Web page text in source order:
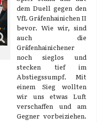
dem Duell gegen den
VfL Gräfenhainichen II
bevor. Wie wir, sind
auch die
Gräfenhainichener
noch sieglos und
stecken tief im
Abstiegssumpf. Mit
einem Sieg wollten
wir uns etwas Luft
verschaffen und am
Gegner vorbeiziehen.